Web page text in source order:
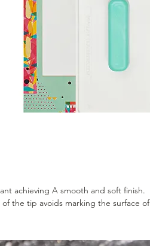
achieving A smooth and soft finish.
the tip avoids marking the surface of